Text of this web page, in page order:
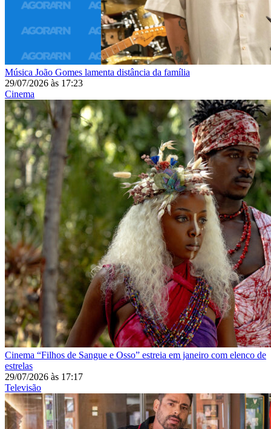
Música João Gomes lamenta distância da família
29/07/2026 às 17:23
Cinema
Cinema “Filhos de Sangue e Osso” estreia em janeiro com elenco de
estrelas
29/07/2026 às 17:17
Televisão